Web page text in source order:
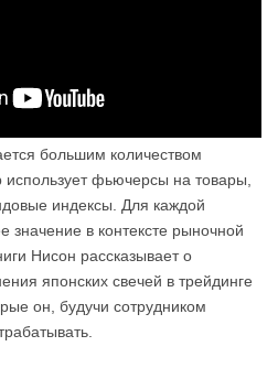
большим количеством
фьючерсы на товары,
индексы. Для каждой
значение в контексте рыночной
Нисон рассказывает о
японских свечей в трейдинге
он, будучи сотрудником